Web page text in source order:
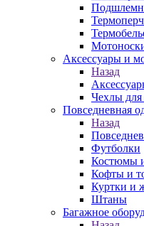
Аксессуары и
Назад
Чехлы
Повседневная
Назад
Футболки
Костюмы
Кофты и
Куртки и
Штаны
Багажное